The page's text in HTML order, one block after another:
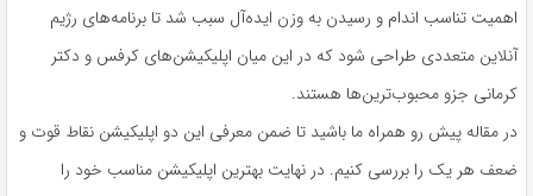
اهمیت تناسب اندام و رسیدن به وزن ایده‌آل سبب شد تا برنامه‌های رژیم
آنلاین متعددی طراحی شود که در این میان اپلیکیشن‌های کرفس و دکتر
کرمانی جزو محبوب‌ترین‌ها هستند.
در مقاله پیش رو همراه ما باشید تا ضمن معرفی این دو اپلیکیشن نقاط قوت و
ضعف هر یک را بررسی کنیم. در نهایت بهترین اپلیکیشن مناسب خود را